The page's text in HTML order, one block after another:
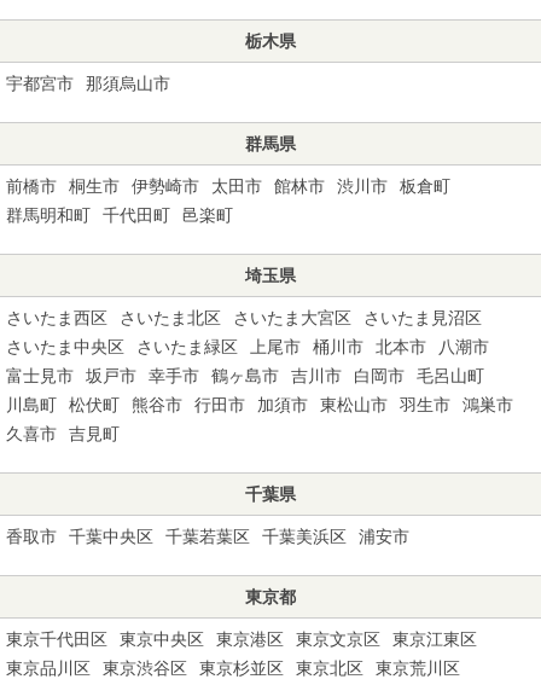
栃木県
宇都宮市 那須烏山市
群馬県
前橋市 桐生市 伊勢崎市 太田市 館林市 渋川市
板倉町
群馬明和町
千代田町 邑楽町
埼玉県
さいたま西区 さいたま北区 さいたま大宮区
さいたま見沼区
さいたま中央区
さいたま緑区 上尾市 桶川市 北本市
八潮市
富士見市
坂戸市 幸手市 鶴ヶ島市 吉川市 白岡市
毛呂山町
川島町
松伏町 熊谷市 行田市 加須市 東松山市 羽生市
鴻巣市
久喜市
吉見町
千葉県
香取市 千葉中央区 千葉若葉区 千葉美浜区 浦安市
東京都
東京千代田区 東京中央区 東京港区 東京文京区
東京江東区
東京品川区
東京渋谷区 東京杉並区 東京北区
東京荒川区